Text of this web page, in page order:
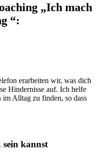
„Ich mach
“:
erarbeiten wir, was dich
Hindernisse auf. Ich helfe
Alltag zu finden, so dass
sein kannst